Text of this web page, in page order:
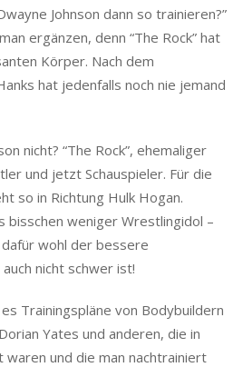
Johnson dann so trainieren?”
ergänzen, denn “The Rock” hat
Körper. Nach dem
hat jedenfalls noch nie jemand
nicht? “The Rock”, ehemaliger
und jetzt Schauspieler. Für die
so in Richtung Hulk Hogan.
bisschen weniger Wrestlingidol –
wohl der bessere
nicht schwer ist!
Trainingspläne von Bodybuildern
Yates und anderen, die in
und die man nachtrainiert